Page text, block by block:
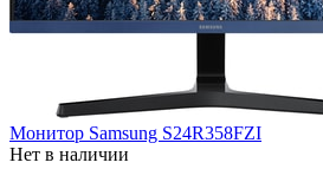
Монитор Samsung S24R358FZI
Нет в наличии